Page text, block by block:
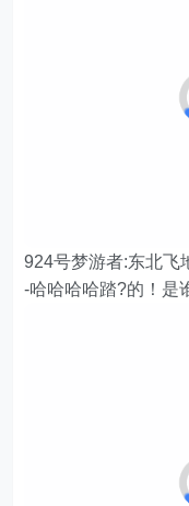
924号梦游者:东北飞
-哈哈哈哈踏?的！是